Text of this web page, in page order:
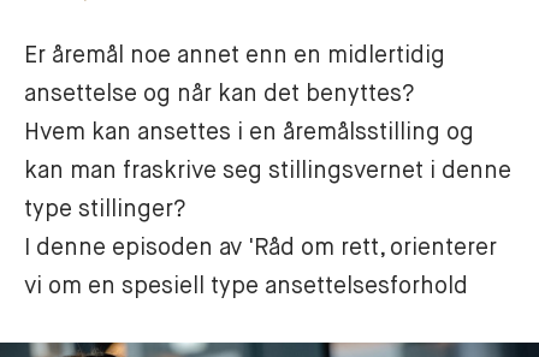
Er åremål noe annet enn en midlertidig
ansettelse og når kan det benyttes?
Hvem kan ansettes i en åremålsstilling og
kan man fraskrive seg stillingsvernet i denne
type stillinger?
I denne episoden av 'Råd om rett, orienterer
vi om en spesiell type ansettelsesforhold